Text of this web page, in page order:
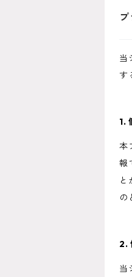
当
す
1.
本
報
と
の
2.
当